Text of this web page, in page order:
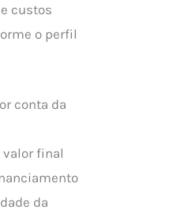
custos
o perfil
conta da
final
da